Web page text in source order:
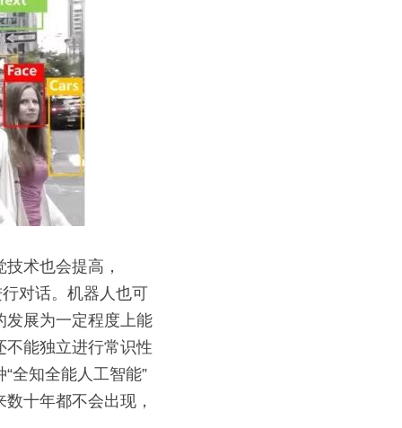
术也会提高，
对话。机器人也可
发展为一定程度上能
不能独立进行常识性
全知全能人工智能”
十年都不会出现，